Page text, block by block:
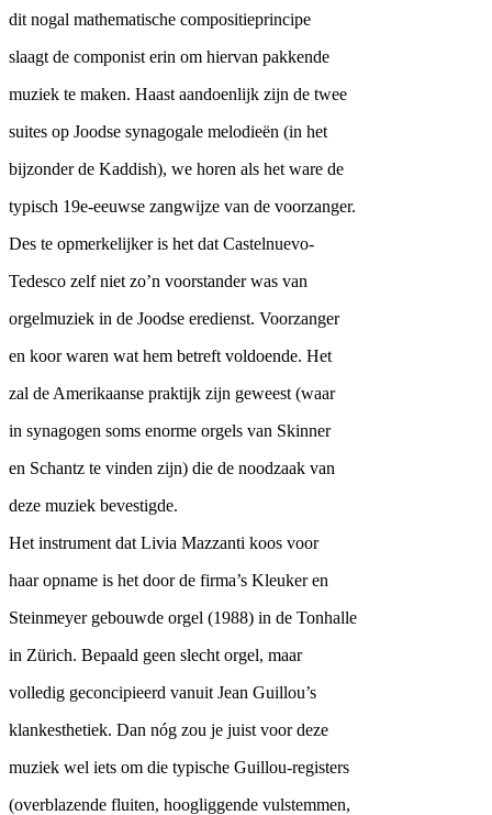
dit nogal mathematische compositieprincipe
slaagt de componist erin om hiervan pakkende
muziek te maken. Haast aandoenlijk zijn de twee
suites op Joodse synagogale melodieën (in het
bijzonder de Kaddish), we horen als het ware de
typisch 19e-eeuwse zangwijze van de voorzanger.
Des te opmerkelijker is het dat Castelnuevo-
Tedesco zelf niet zo’n voorstander was van
orgelmuziek in de Joodse eredienst. Voorzanger
en koor waren wat hem betreft voldoende. Het
zal de Amerikaanse praktijk zijn geweest (waar
in synagogen soms enorme orgels van Skinner
en Schantz te vinden zijn) die de noodzaak van
deze muziek bevestigde.
Het instrument dat Livia Mazzanti koos voor
haar opname is het door de firma’s Kleuker en
Steinmeyer gebouwde orgel (1988) in de Tonhalle
in Zürich. Bepaald geen slecht orgel, maar
volledig geconcipieerd vanuit Jean Guillou’s
klankesthetiek. Dan nóg zou je juist voor deze
muziek wel iets om die typische Guillou-registers
(overblazende fluiten, hoogliggende vulstemmen,